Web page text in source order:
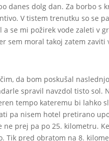
danes dolg dan. Za borbo s
V tistem trenutku so se
se mi požirek vode zaleti v
sem moral takoj zatem
da bom poskušal
spravil navzdol tisto sol.
tempo kateremu bi lahko
pa nisem hotel pretirano
ne prej pa po 25. kilometru.
Tik pred obratom na 8.